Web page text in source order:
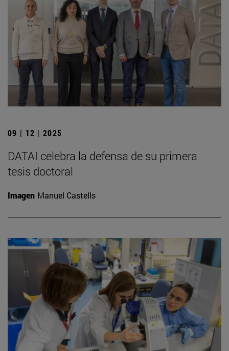
09 | 12 | 2025
DATAI celebra la defensa de su primera
tesis doctoral
Imagen Manuel Castells